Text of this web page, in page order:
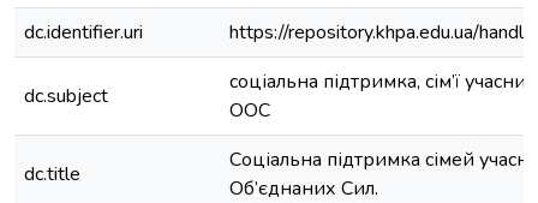
dc.identifier.uri
https://repository.khpa.edu.ua/
dc.subject
соціальна підтримка, сім’ї
ООС
dc.title
Соціальна підтримка сімей
Об’єднаних Сил.